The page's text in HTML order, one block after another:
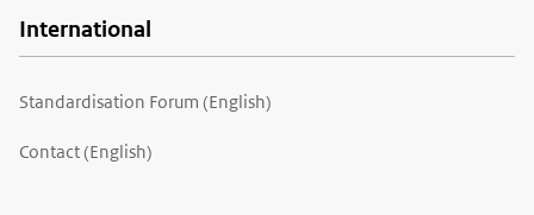
International
Standardisation Forum (English)
Contact (English)